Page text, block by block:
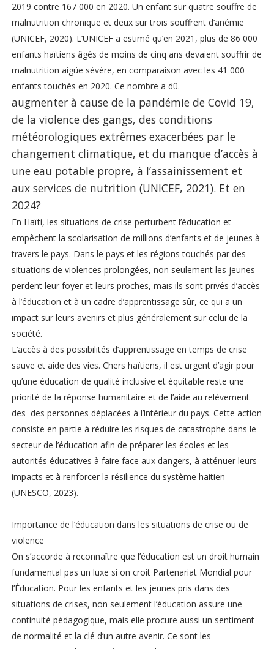
2019 contre 167 000 en 2020. Un enfant sur quatre souffre de
malnutrition chronique et deux sur trois souffrent d’anémie
(UNICEF, 2020). L’UNICEF a estimé qu’en 2021, plus de 86 000
enfants haïtiens âgés de moins de cinq ans devaient souffrir de
malnutrition aigüe sévère, en comparaison avec les 41 000
enfants touchés en 2020. Ce nombre a dû.
augmenter à cause de la pandémie de Covid 19,
de la violence des gangs, des conditions
météorologiques extrêmes exacerbées par le
changement climatique, et du manque d’accès à
une eau potable propre, à l’assainissement et
aux services de nutrition (UNICEF, 2021). Et en
2024?
En Haïti, les situations de crise perturbent l’éducation et
empêchent la scolarisation de millions d’enfants et de jeunes à
travers le pays. Dans le pays et les régions touchés par des
situations de violences prolongées, non seulement les jeunes
perdent leur foyer et leurs proches, mais ils sont privés d’accès
à l’éducation et à un cadre d’apprentissage sûr, ce qui a un
impact sur leurs avenirs et plus généralement sur celui de la
société.
L’accès à des possibilités d’apprentissage en temps de crise
sauve et aide des vies. Chers haïtiens, il est urgent d’agir pour
qu’une éducation de qualité inclusive et équitable reste une
priorité de la réponse humanitaire et de l’aide au relèvement
des des personnes déplacées à l’intérieur du pays. Cette action
consiste en partie à réduire les risques de catastrophe dans le
secteur de l’éducation afin de préparer les écoles et les
autorités éducatives à faire face aux dangers, à atténuer leurs
impacts et à renforcer la résilience du système haitien
(UNESCO, 2023).
Importance de l’éducation dans les situations de crise ou de
violence
On s’accorde à reconnaître que l’éducation est un droit humain
fundamental pas un luxe si on croit Partenariat Mondial pour
l’Éducation. Pour les enfants et les jeunes pris dans des
situations de crises, non seulement l’éducation assure une
continuité pédagogique, mais elle procure aussi un sentiment
de normalité et la clé d’un autre avenir. Ce sont les